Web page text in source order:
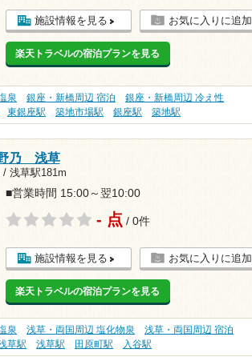
施設情報を見る お気に入りに追加
楽天トラベルの宿泊プランを見る
泉 銀座・新橋周辺 宿泊
銀座・新橋周辺 冷え性
東銀座駅 築地市場駅 銀座駅 築地駅
乃 浅草
/ 浅草駅181m
■営業時間 15:00～翌10:00
- 点 / 0件
施設情報を見る お気に入りに追加
楽天トラベルの宿泊プランを見る
泉 浅草・両国周辺 塩化物泉
浅草・両国周辺 宿泊
草駅 浅草駅 田原町駅 入谷駅